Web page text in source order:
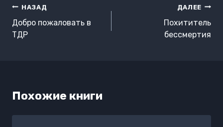
Навигация
по
записям
НАЗАД
Добро пожаловать в
ТДР
ДАЛЕЕ
Похититель
бессмертия
Похожие книги